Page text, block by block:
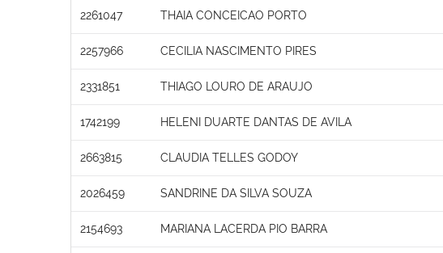
2261047 THAIA CONCEICAO PORTO
2257966 CECILIA NASCIMENTO PIRES
2331851 THIAGO LOURO DE ARAUJO
1742199 HELENI DUARTE DANTAS DE AVILA
2663815 CLAUDIA TELLES GODOY
2026459 SANDRINE DA SILVA SOUZA
2154693 MARIANA LACERDA PIO BARRA